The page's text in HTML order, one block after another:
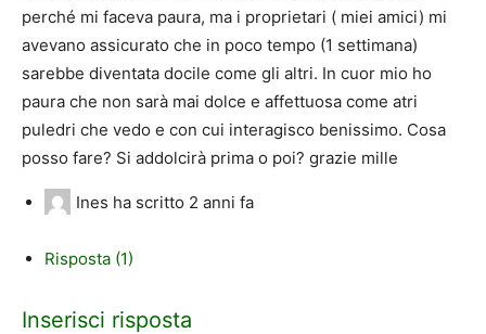
perché mi faceva paura, ma i proprietari ( miei amici) mi
avevano assicurato che in poco tempo (1 settimana)
sarebbe diventata docile come gli altri. In cuor mio ho
paura che non sarà mai dolce e affettuosa come atri
puledri che vedo e con cui interagisco benissimo. Cosa
posso fare? Si addolcirà prima o poi? grazie mille
Ines ha scritto 2 anni fa
Risposta (1)
Inserisci risposta